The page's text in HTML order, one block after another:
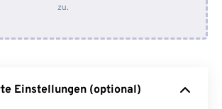
Von Dropbox
zu.
Einstellungen (optional)